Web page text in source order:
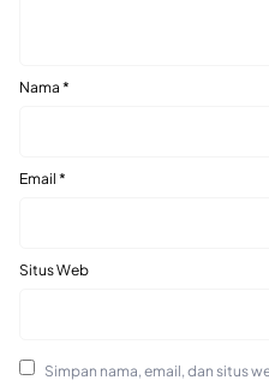
Nama *
Email *
Situs Web
Simpan nama, email, dan situs